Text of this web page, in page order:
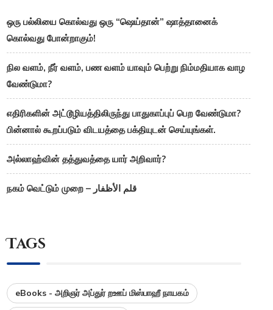
ஒரு பல்லியை கொல்வது ஒரு “ஷெய்தான்” ஷாத்தானைக்
கொல்வது போன்றாகும்!
நில வளம், நீர் வளம், பண வளம் யாவும் பெற்று நிம்மதியாக வாழ
வேண்டுமா?
எதிரிகளின் அட்டூழியத்திலிருந்து பாதுகாப்புப் பெற வேண்டுமா?
பின்னால் கூறப்படும் விடயத்தை பக்தியுடன் செய்யுங்கள்.
அல்லாஹ்வின் தத்துவத்தை யார் அறிவார்?
நகம் வெட்டும் முறை – قلم الأظفار
Tags
eBooks - அறிஞர் அப்துர் றஊப் மிஸ்பாஹீ நாயகம்